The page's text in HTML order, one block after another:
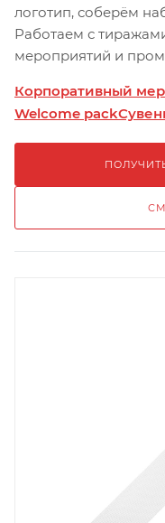
логотип, соберём
Работаем с
мероприятий и
Корпоративный
Welcome pack